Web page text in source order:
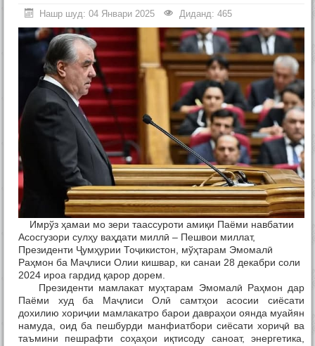
Нашр шуд: 04 Январи 2025 Диданд: 465
Имрўз ҳамаи мо зери таассуроти амиқи Паёми навбатии
Асосгузори сулҳу ваҳдати миллӣ – Пешвои миллат,
Президенти Ҷумҳурии Тоҷикистон, мўҳтарам Эмомалӣ
Раҳмон ба Маҷлиси Олии кишвар, ки санаи 28 декабри соли
2024 ироа гардид қарор дорем.
Президенти мамлакат муҳтарам Эмомалӣ Раҳмон дар
Паёми худ ба Маҷлиси Олӣ самтҳои асосии сиёсати
дохилию хориҷии мамлакатро барои давраҳои оянда муайян
намуда, оид ба пешбурди манфиатбори сиёсати хориҷӣ ва
таъмини пешрафти соҳаҳои иқтисоду саноат, энергетика,